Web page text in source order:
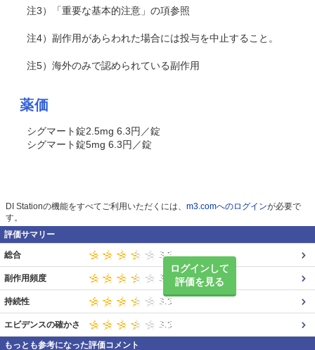
注3）「重要な基本的注意」の項参照
注4）副作用があらわれた場合には投与を中止すること。
注5）海外のみで認められている副作用
薬価
シグマート錠2.5mg 6.3円／錠
シグマート錠5mg 6.3円／錠
DI Stationの機能をすべてご利用いただくには、 m3.comへのログインが必要で
す。
評価サマリー
ログインして
評価を見る
総合
副作用頻度
持続性
エビデンスの確かさ
もっとも参考になった評価コメント